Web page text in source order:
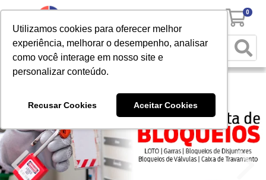
Utilizamos cookies para oferecer melhor
experiência, melhorar o desempenho, analisar
como você interage em nosso site e
personalizar conteúdo.
Recusar Cookies Aceitar Cookies
0